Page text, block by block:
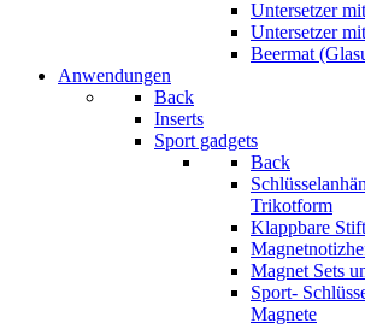
Untersetzer
Untersetzer
Beermat
Anwendungen
Back
Inserts
Sport gadgets
Back
Trikotform
Klappbare
Magnet Sets
Sport-
Magnete